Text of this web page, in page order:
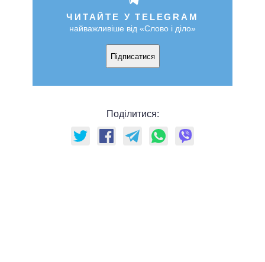
ЧИТАЙТЕ У TELEGRAM
найважливіше від «Слово і діло»
Підписатися
Поділитися: